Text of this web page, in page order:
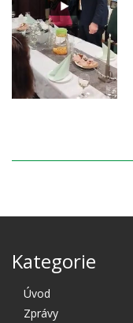
Kategorie
Úvod
Zprávy